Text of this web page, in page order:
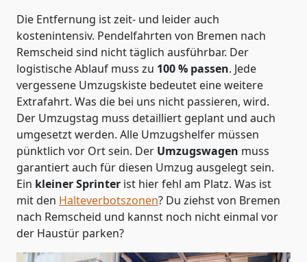
Die Entfernung ist zeit- und leider auch
kostenintensiv. Pendelfahrten von Bremen nach
Remscheid sind nicht täglich ausführbar. Der
logistische Ablauf muss zu 100 % passen. Jede
vergessene Umzugskiste bedeutet eine weitere
Extrafahrt. Was die bei uns nicht passieren, wird.
Der Umzugstag muss detailliert geplant und auch
umgesetzt werden. Alle Umzugshelfer müssen
pünktlich vor Ort sein. Der Umzugswagen muss
garantiert auch für diesen Umzug ausgelegt sein.
Ein kleiner Sprinter ist hier fehl am Platz. Was ist
mit den Halteverbotszonen? Du ziehst von Bremen
nach Remscheid und kannst noch nicht einmal vor
der Haustür parken?